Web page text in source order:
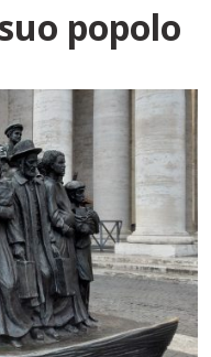
popolo